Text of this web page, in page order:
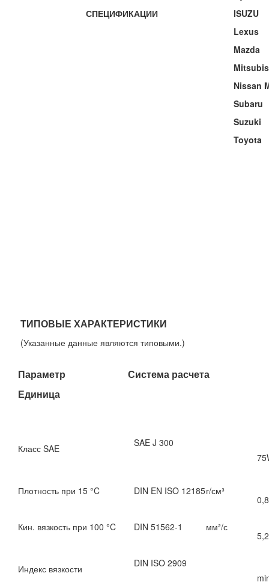
СПЕЦИФИКАЦИИ
ISUZU
Lexus
Mazda
Nissan
Subaru
Suzuki
Toyota
TИПОВЫЕ ХАРАКТЕРИСТИКИ
(Указанные данные являются типовыми.)
Параметр Система расчета
Единица
Класс SAE
SAE J 300
Плотность при 15 °C DIN EN ISO 12185г/см³
Кин. вязкость при 100 °C DIN 51562-1 мм²/с
Индекс вязкости
DIN ISO 2909